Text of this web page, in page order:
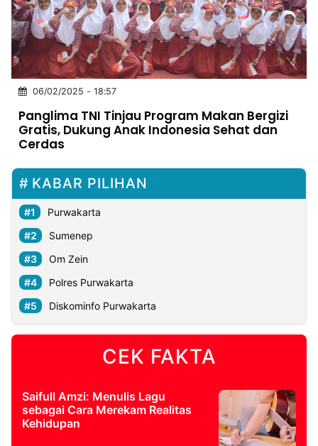
INDONESIA
Partner
NTB
Time
IDN
Jogja
Rakyat
News
Notice
Baru
Kabarbaru
Kabarbaru
06/02/2025 - 18:57
Panglima TNI Tinjau Program Makan Bergizi
Gratis, Dukung Anak Indonesia Sehat dan
Cerdas
KABAR PILIHAN
Purwakarta
Sumenep
Om Zein
Polres Purwakarta
Diskominfo Purwakarta
CEK FAKTA
Saifull Amzi: Menulis Lagu
sebagai Cara Merekam Realitas
Kehidupan